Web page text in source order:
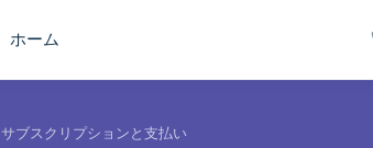
ホーム
サブスクリプションと支払い